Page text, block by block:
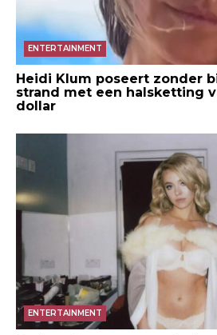
ENTERTAINMENT
Heidi Klum poseert zonder
strand met een halsketting
dollar
ENTERTAINMENT